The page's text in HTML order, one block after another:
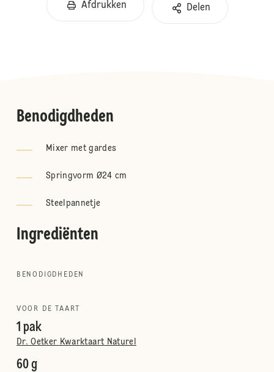
Afdrukken Delen
Benodigdheden
Mixer met gardes
Springvorm Ø24 cm
Steelpannetje
Ingrediënten
BENODIGDHEDEN
VOOR DE TAART
1 pak
Dr. Oetker Kwarktaart Naturel
60 g